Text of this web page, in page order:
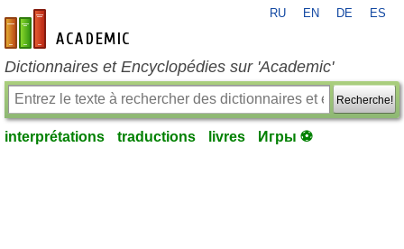
fr-academic.com
RU EN DE ES
Dictionnaires et Encyclopédies sur 'Academic'
Recherche!
interprétations traductions livres Игры ⚽